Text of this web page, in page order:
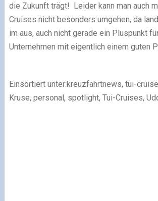
die Zukunft trägt! Leider kann man auch
Cruises nicht besonders umgehen, da
im aus, auch nicht gerade ein Pluspunkt
Unternehmen mit eigentlich einem guten
Einsortiert unter:kreuzfahrtnews, tui-
Kruse, personal, spotlight, Tui-Cruises,